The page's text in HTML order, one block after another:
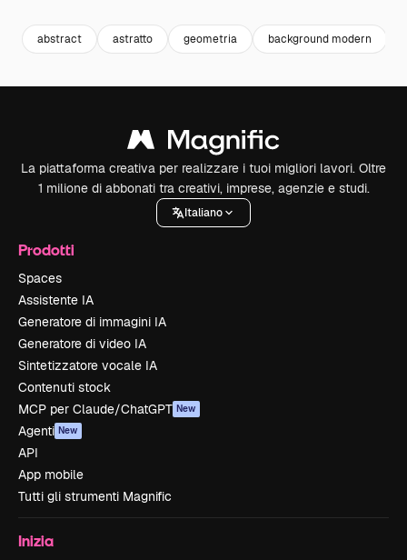
abstract astratto geometria background modern
La piattaforma creativa per realizzare i tuoi migliori lavori. Oltre
1 milione di abbonati tra creativi, imprese, agenzie e studi.
Italiano
Prodotti
Spaces
Assistente IA
Generatore di immagini IA
Generatore di video IA
Sintetizzatore vocale IA
Contenuti stock
MCP per Claude/ChatGPT New
Agenti New
API
App mobile
Tutti gli strumenti Magnific
Inizia